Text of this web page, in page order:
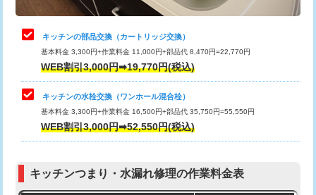
給水管工事※（塩ビ管（VP・HI）使
用/3ｍまで)
給水管工事※（塩ビ管（VP・HI）使
用（追加）/3ｍ超え)
給水管工事※（ライニング鋼管・銅
管・ポリ管・HT管使用/3ｍまで)
44,000円
管・ポリ管・HT管使用/3ｍ超え)
止水・漏水調査・防水処理・清掃・修
理・調整・分解・加工など（中作業）
22,000円
止水・漏水調査・防水処理・清掃・修
理・調整・分解・加工など（重作業）
33,000円
お風呂タンク脱着
その他部品の脱着
キッチンの部品交換（カートリッジ交換）
基本料金 3,300円+作業料金 11,000円+部品代 8,470円=22,770円
WEB割引3,000円➡19,770円(税込)
キッチンの水栓交換（ワンホール混合栓）
基本料金 3,300円+作業料金 16,500円+部品代 35,750円=55,550円
WEB割引3,000円➡52,550円(税込)
キッチンつまり・水漏れ修理の作業料金表